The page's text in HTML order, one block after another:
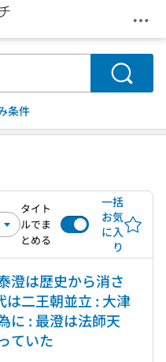
メ
検索
条件
タイト
ルでま
とめる
一括
お気
に入
り
澄は歴史から消さ
は二王朝並立 : 大津
に : 最澄は法師天
ていた